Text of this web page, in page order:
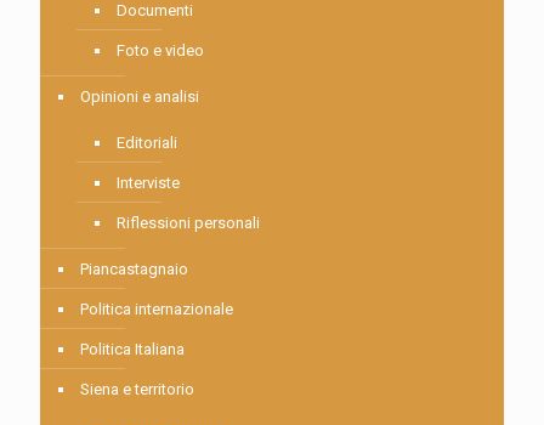
Documenti
Foto e video
Opinioni e analisi
Editoriali
Interviste
Riflessioni personali
Piancastagnaio
Politica internazionale
Politica Italiana
Siena e territorio